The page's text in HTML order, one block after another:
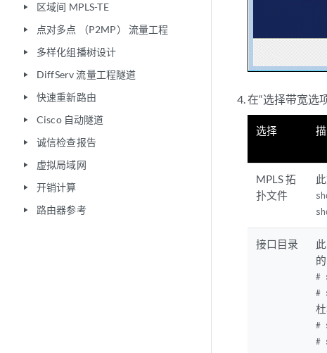
play_arrow 区域间 MPLS-TE
play_arrow 点对多点 （P2MP） 流量工程
play_arrow 多样化组播树设计
play_arrow DiffServ 流量工程隧道
play_arrow 快速重新路由
play_arrow Cisco 自动隧道
play_arrow 诚信检查报告
play_arrow 虚拟局域网
play_arrow 开销计算
play_arrow 路由器参考
在“选择带宽选
选择
MPLS 拓
扑文件
接口目录
#
#
杜
#
#